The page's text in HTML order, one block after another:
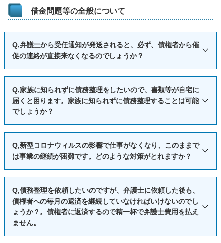
借金問題等の全般について
Q,弁護士から受任通知が発送されると、必ず、債権者から催
促の連絡が直接来なくなるのでしょうか？
る場合でも、弁護士は、各債権者に対して受任通知を発送し
ます。
弁護士は、通常、各債権者に対して、受任通知の中で、債務
それにより、通常は、債権者は債務者に対して直接の連絡を
また、貸金業法２１条第１項９号は、受任通知を受領した債
権者である貸金業者が、電話、FAX、訪問などの方法で債務
者に対して直接の取立てをすることを禁止しています。貸金
業法２１第１項９号は、債権者が消費者金融業者など貸金業
法の定める貸金業者について適用されるものの、そうでない
Q,家族に知られずに債務整理をしたいので、書類等が自宅に
届くと困ります。家族に知られずに債務整理することは可能
でしょうか？
等の事務所に指定して手続を進めることができるので、書類
また、当事務所から直接ご家族宛てに連絡することは原則と
してありません。
過払金返還請求のみの場合や少額の支払義務の残る任意整理
については、ご家族に知られずに手続を終了することができ
る場合も多いです。
Q,新型コロナウィルスの影響で仕事がなくなり、このままで
は事業の継続が困難です。どのような対策がとれますか？
自粛要請が出され、多くのイベント等が中止されています。
また、外出自粛要請により外食を控えることも増え、自営業
の方や中小企業にとっては深刻な経済影響が生じていること
と思われます。そのため政府は「新型コロナウィルス感染症
Q,債務整理を依頼したいのですが、弁護士に依頼した後も、
債権者への毎月の返済を継続していなければいけないのでし
ょうか？。債権者に返済するので精一杯で弁護士費用を払え
ません。